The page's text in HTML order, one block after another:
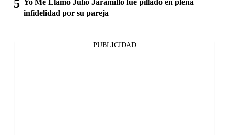
infidelidad por su pareja
PUBLICIDAD